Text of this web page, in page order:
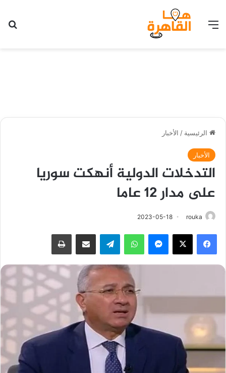
القائمة
الرئيسية / الأخبار
الأخبار
التدخلات الدولية أنهكت سوريا
على مدار 12 عاما
rouka
2023-05-18
فيسبوك ‫X ماسنجر واتساب تيلقرام مشاركة عبر البريد طباعة